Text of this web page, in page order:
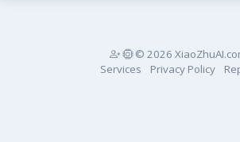
© 2026
Services
Privacy Policy